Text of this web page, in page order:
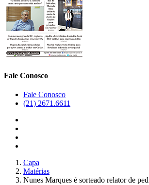
Fale Conosco
Fale Conosco
(21) 2671.6611
Capa
Matérias
Nunes Marques é sorteado relator de